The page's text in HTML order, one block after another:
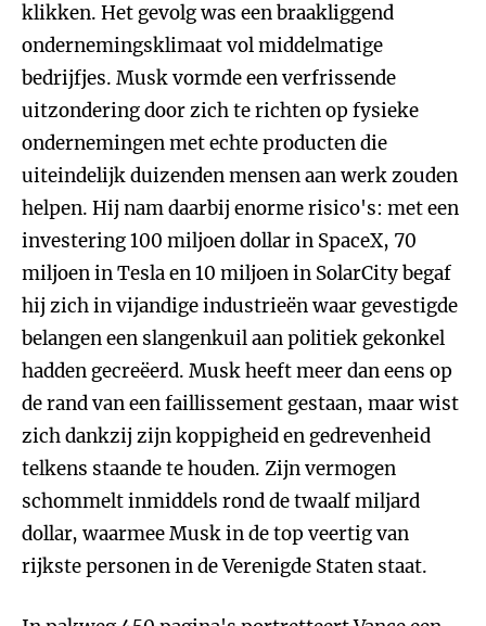
klikken. Het gevolg was een braakliggend
ondernemingsklimaat vol middelmatige
bedrijfjes. Musk vormde een verfrissende
uitzondering door zich te richten op fysieke
ondernemingen met echte producten die
uiteindelijk duizenden mensen aan werk zouden
helpen. Hij nam daarbij enorme risico's: met een
investering 100 miljoen dollar in SpaceX, 70
miljoen in Tesla en 10 miljoen in SolarCity begaf
hij zich in vijandige industrieën waar gevestigde
belangen een slangenkuil aan politiek gekonkel
hadden gecreëerd. Musk heeft meer dan eens op
de rand van een faillissement gestaan, maar wist
zich dankzij zijn koppigheid en gedrevenheid
telkens staande te houden. Zijn vermogen
schommelt inmiddels rond de twaalf miljard
dollar, waarmee Musk in de top veertig van
rijkste personen in de Verenigde Staten staat.